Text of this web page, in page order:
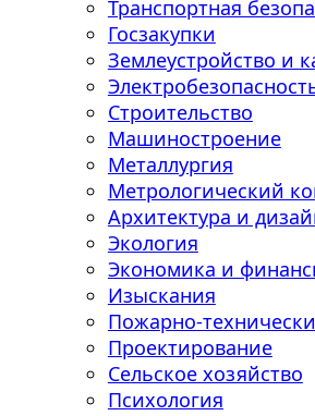
Транспортная
Госзакупки
Землеустройство и
Строительство
Машиностроение
Металлургия
Метрологический
Архитектура и
Экология
Экономика и
Изыскания
Пожарно-
Проектирование
Сельское хозяйство
Психология